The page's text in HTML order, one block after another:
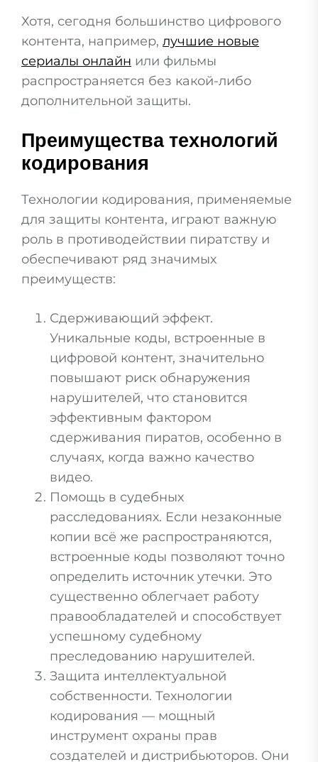
Хотя, сегодня большинство цифрового
контента, например, лучшие новые
сериалы онлайн или фильмы
распространяется без какой-либо
дополнительной защиты.
Преимущества технологий
кодирования
Технологии кодирования, применяемые
для защиты контента, играют важную
роль в противодействии пиратству и
обеспечивают ряд значимых
преимуществ:
Сдерживающий эффект.
Уникальные коды, встроенные в
цифровой контент, значительно
повышают риск обнаружения
нарушителей, что становится
эффективным фактором
сдерживания пиратов, особенно в
случаях, когда важно качество
видео.
Помощь в судебных
расследованиях. Если незаконные
копии всё же распространяются,
встроенные коды позволяют точно
определить источник утечки. Это
существенно облегчает работу
правообладателей и способствует
успешному судебному
преследованию нарушителей.
Защита интеллектуальной
собственности. Технологии
кодирования — мощный
инструмент охраны прав
создателей и дистрибьюторов. Они